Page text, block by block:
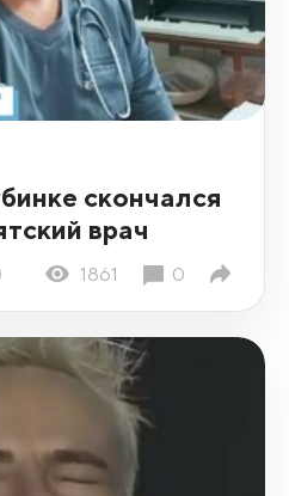
скончался
врач
1861 0